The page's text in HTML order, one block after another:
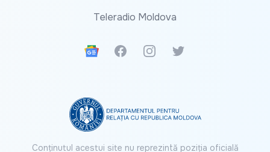
Teleradio Moldova
Google News
FacebookInstagramTwitter
Conținutul acestui site nu reprezintă poziția oficială